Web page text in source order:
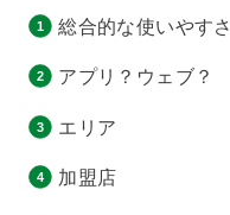
総合的な使いやすさ
アプリ？ウェブ？
エリア
加盟店